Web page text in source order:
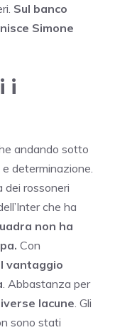
Sul banco
Simone
i
andando sotto
determinazione.
rossoneri
che ha
non ha
Con
vantaggio
. Abbastanza per
lacune . Gli
sono stati